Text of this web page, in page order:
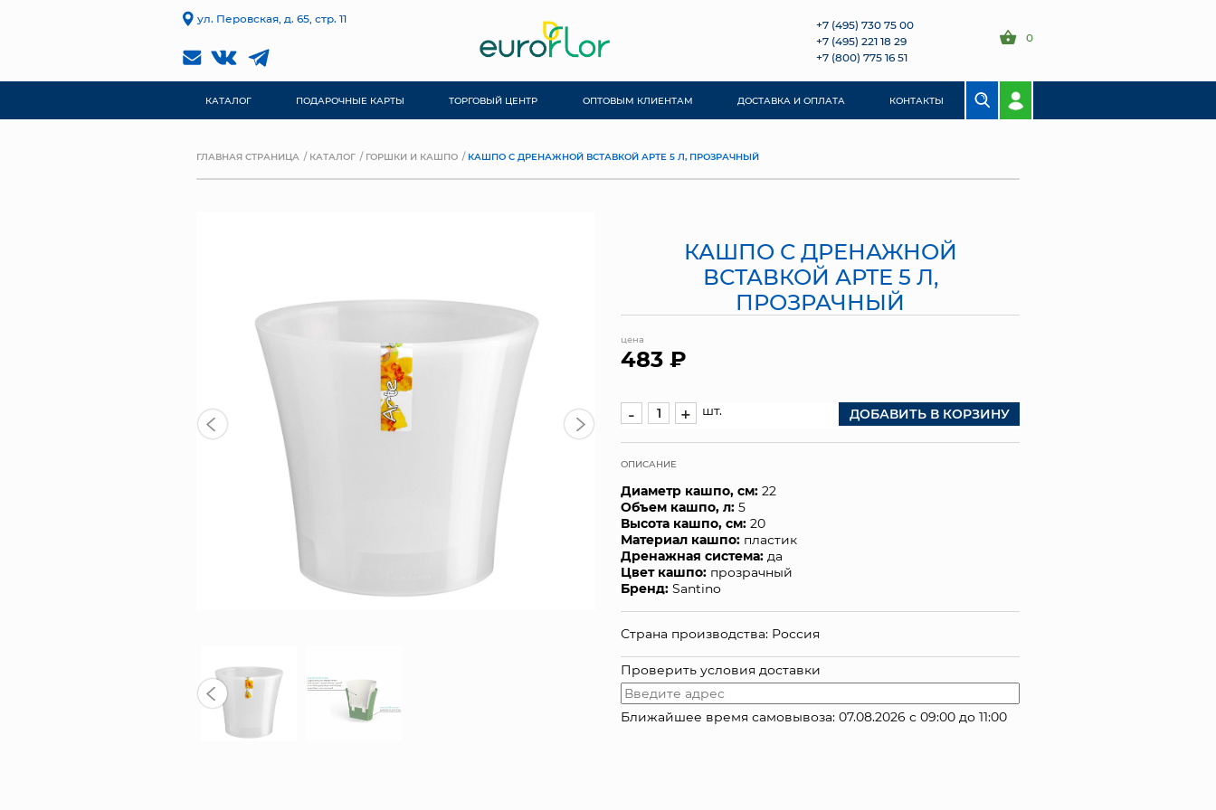
ул. Перовская, д. 65, стр. 11
+7 (495) 730 75 00
+7 (495) 221 18 29
+7 (800) 775 16 51
0
КАТАЛОГ ПОДАРОЧНЫЕ КАРТЫ ТОРГОВЫЙ ЦЕНТР ОПТОВЫМ КЛИЕНТАМ ДОСТАВКА И ОПЛАТА КОНТАКТЫ
ГЛАВНАЯ СТРАНИЦА КАТАЛОГ ГОРШКИ И КАШПО КАШПО С ДРЕНАЖНОЙ ВСТАВКОЙ АРТЕ 5 Л, ПРОЗРАЧНЫЙ
КАШПО С ДРЕНАЖНОЙ
ВСТАВКОЙ АРТЕ 5 Л,
ПРОЗРАЧНЫЙ
цена
483 ₽
- + шт. ДОБАВИТЬ В КОРЗИНУ
ОПИСАНИЕ
Диаметр кашпо, см: 22
Объем кашпо, л: 5
Высота кашпо, см: 20
Материал кашпо: пластик
Дренажная система: да
Цвет кашпо: прозрачный
Бренд: Santino
Страна производства: Россия
Проверить условия доставки
Ближайшее время самовывоза: 07.08.2026 с 09:00 до 11:00